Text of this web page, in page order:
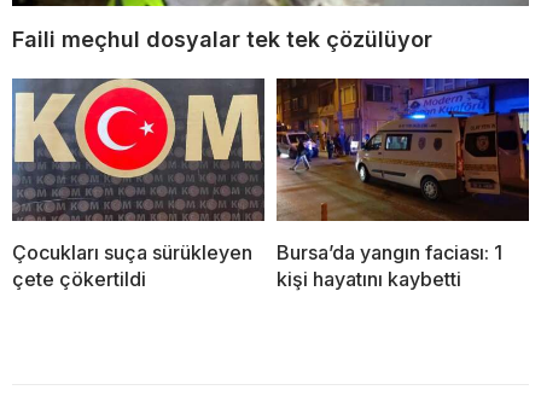
Faili meçhul dosyalar tek tek çözülüyor
Çocukları suça sürükleyen
çete çökertildi
Bursa’da yangın faciası: 1
kişi hayatını kaybetti